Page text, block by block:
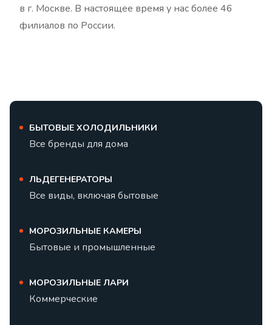
в г. Москве. В настоящее время у нас более 46
филиалов по России.
БЫТОВЫЕ ХОЛОДИЛЬНИКИ
Все бренды для дома
ЛЬДЕГЕНЕРАТОРЫ
Все виды, включая бытовые
МОРОЗИЛЬНЫЕ КАМЕРЫ
Бытовые и промышленные
МОРОЗИЛЬНЫЕ ЛАРИ
Коммерческие